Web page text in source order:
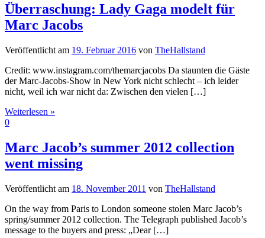
Überraschung: Lady Gaga modelt für
Marc Jacobs
Veröffentlicht am 19. Februar 2016 von TheHallstand
Credit: www.instagram.com/themarcjacobs Da staunten die Gäste
der Marc-Jacobs-Show in New York nicht schlecht – ich leider
nicht, weil ich war nicht da: Zwischen den vielen […]
Weiterlesen »
0
Marc Jacob’s summer 2012 collection
went missing
Veröffentlicht am 18. November 2011 von TheHallstand
On the way from Paris to London someone stolen Marc Jacob’s
spring/summer 2012 collection. The Telegraph published Jacob’s
message to the buyers and press: „Dear […]